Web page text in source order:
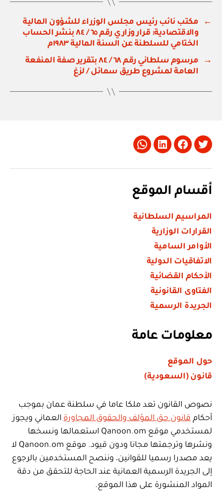
←
مكتب نائب رئيس مجلس الوزراء للشؤون المالية
والاقتصادية: قرار وزاري رقم ٦٥ / ٨٤ بنشر الحساب
الختامي للسلطنة عن السنة المالية ١٩٨٣م
→
مرسوم سلطاني رقم ٦٨ / ٨٤ بتقرير صفة المنفعة
العامة لمشروع طريق سمائل / لزغ
Twitter
Facebook
LinkedIn
Whatsapp
أقسام الموقع
المراسيم السلطانية
القرارات الوزارية
الأوامر السامية
الاتفاقيات الدولية
الأحكام القضائية
الفتاوى القانونية
الجريدة الرسمية
معلومات عامة
حول الموقع
قانون (السعودية)
نصوص القانون تعد ملكا عاما في سلطنة عمان بموجب
أحكام قانون حق المؤلف والحقوق المجاورة العماني ويجوز
لمستخدمي موقع Qanoon.om استعمالها ونسخها
ونشرها وترجمتها مجانا ودون قيود. موقع Qanoon.om لا
يعد مصدرا رسميا للقوانين، وننصح المستخدمين بالرجوع
إلى الجريدة الرسمية العمانية عند الحاجة للتحقق من دقة
المواد المنشورة على هذا الموقع.